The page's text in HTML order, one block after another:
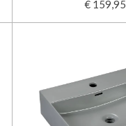
€ 159,95